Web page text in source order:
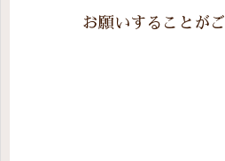
お願いすることが